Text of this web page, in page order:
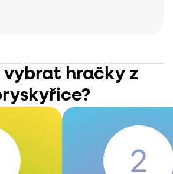
vybrat hračky z